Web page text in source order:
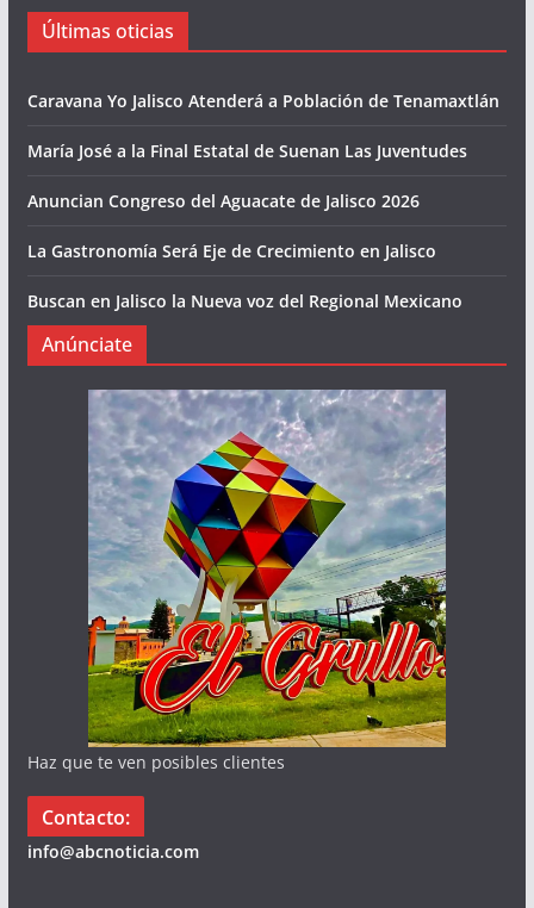
Últimas oticias
Caravana Yo Jalisco Atenderá a Población de Tenamaxtlán
María José a la Final Estatal de Suenan Las Juventudes
Anuncian Congreso del Aguacate de Jalisco 2026
La Gastronomía Será Eje de Crecimiento en Jalisco
Buscan en Jalisco la Nueva voz del Regional Mexicano
Anúnciate
Haz que te ven posibles clientes
Contacto:
info@abcnoticia.com